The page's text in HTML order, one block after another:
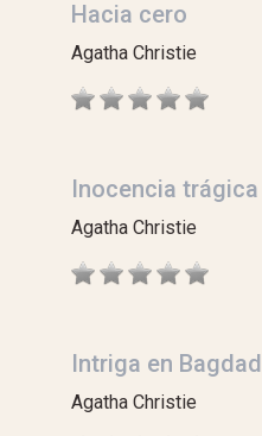
Hacia cero
Agatha Christie
Inocencia trágica
Agatha Christie
Intriga en Bagdad
Agatha Christie